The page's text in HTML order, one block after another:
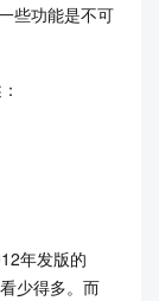
些功能是不可
年发版的
少得多。而